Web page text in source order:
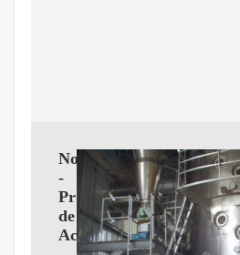
Nosotros
-
Procesadora
de
Aceites